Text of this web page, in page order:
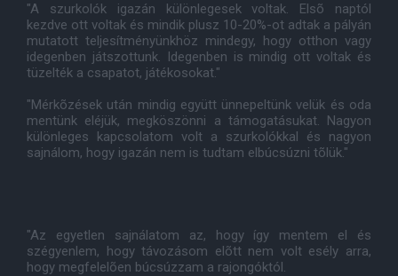
"A szurkolók igazán különlegesek voltak. Elsõ naptól
kezdve ott voltak és mindik plusz 10-20%-ot adtak a pályán
mutatott teljesítményünkhöz mindegy, hogy otthon vagy
idegenben játszottunk. Idegenben is mindig ott voltak és
tüzelték a csapatot, játékosokat."
"Mérkõzések után mindig együtt ünnepeltünk velük és oda
mentünk eléjük, megköszönni a támogatásukat. Nagyon
különleges kapcsolatom volt a szurkolókkal és nagyon
sajnálom, hogy igazán nem is tudtam elbúcsúzni tõlük."
"Az egyetlen sajnálatom az, hogy így mentem el és
szégyenlem, hogy távozásom elõtt nem volt esély arra,
hogy megfelelõen búcsúzzam a rajongóktól.